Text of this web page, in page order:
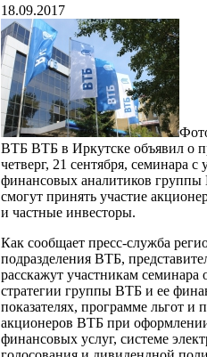
18.09.2017
ВТБ ВТБ в Иркутске объявил о
четверг, 21 сентября, семинара
финансовых аналитиков
смогут принять участие
и частные инвесторы.
Как сообщает пресс-служба
подразделения ВТБ,
расскажут участникам семинара
стратегии группы ВТБ и ее
показателях, программе льгот и
акционеров ВТБ при
финансовых услуг, системе